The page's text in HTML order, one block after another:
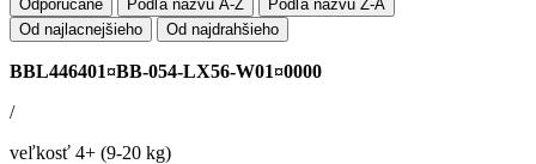
Odporúčané Podľa názvu A-Z
Podľa názvu Z-A
Od najlacnejšieho
Od najdrahšieho
BBL446401¤BB-054-LX56-W01¤0000
/
veľkosť 4+ (9-20 kg)